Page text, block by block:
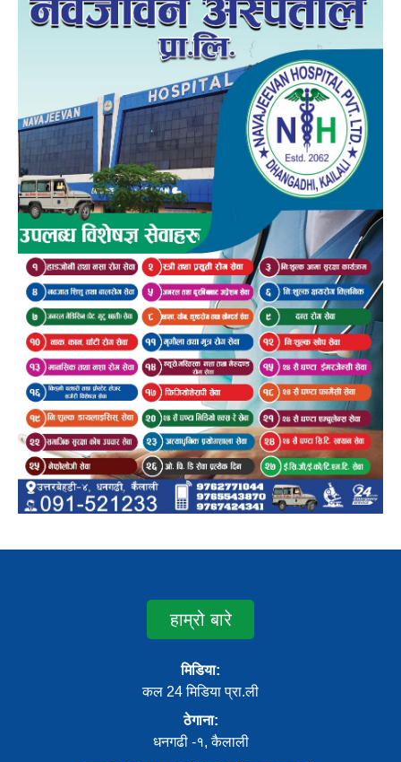
हाम्रो बारे
मिडिया:
कल 24 मिडिया प्रा.ली
ठेगाना:
धनगढी -१, कैलाली